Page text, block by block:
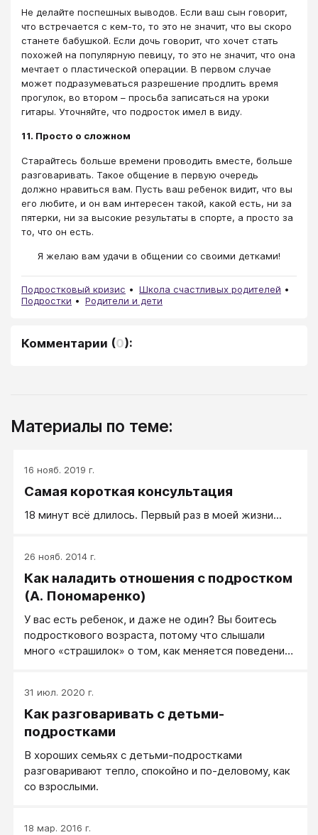
Не делайте поспешных выводов. Если ваш сын говорит,
что встречается с кем-то, то это не значит, что вы скоро
станете бабушкой. Если дочь говорит, что хочет стать
похожей на популярную певицу, то это не значит, что она
мечтает о пластической операции. В первом случае
может подразумеваться разрешение продлить время
прогулок, во втором – просьба записаться на уроки
гитары. Уточняйте, что подросток имел в виду.
11. Просто о сложном
Старайтесь больше времени проводить вместе, больше
разговаривать. Такое общение в первую очередь
должно нравиться вам. Пусть ваш ребенок видит, что вы
его любите, и он вам интересен такой, какой есть, ни за
пятерки, ни за высокие результаты в спорте, а просто за
то, что он есть.
Я желаю вам удачи в общении со своими детками!
Подростковый кризис
Школа счастливых родителей
Подростки
Родители и дети
Комментарии (0):
Материалы по теме:
16 нояб. 2019 г.
Самая короткая консультация
18 минут всё длилось. Первый раз в моей жизни...
26 нояб. 2014 г.
Как наладить отношения с подростком
(А. Пономаренко)
У вас есть ребенок, и даже не один? Вы боитесь
подросткового возраста, потому что слышали
много «страшилок» о том, как меняется поведение
страницах описаны основные проблемы, с которыми
сталкиваются почти все родители подростков. А
также предложены пути их эффективного решения.
31 июл. 2020 г.
Как разговаривать с детьми-
подростками
В хороших семьях с детьми-подростками
разговаривают тепло, спокойно и по-деловому, как
со взрослыми.
18 мар. 2016 г.